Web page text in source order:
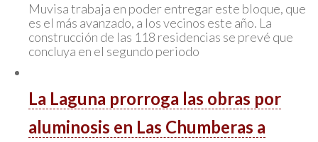
Muvisa trabaja en poder entregar este bloque, que
es el más avanzado, a los vecinos este año. La
construcción de las 118 residencias se prevé que
concluya en el segundo periodo
La Laguna prorroga las obras por
aluminosis en Las Chumberas a